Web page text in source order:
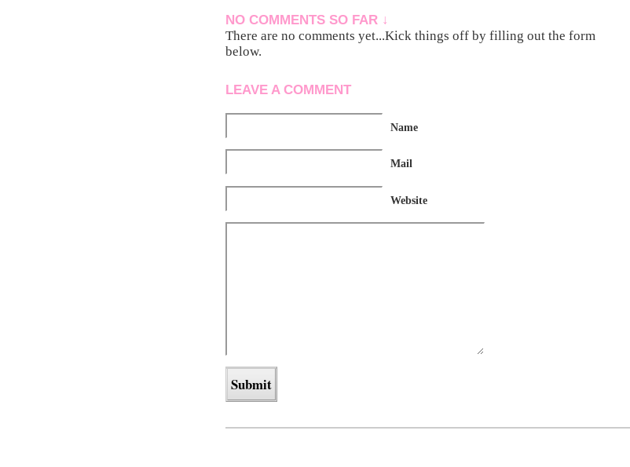
NO COMMENTS SO FAR ↓
There are no comments yet...Kick things off by filling out the form
below.
LEAVE A COMMENT
Name
Mail
Website